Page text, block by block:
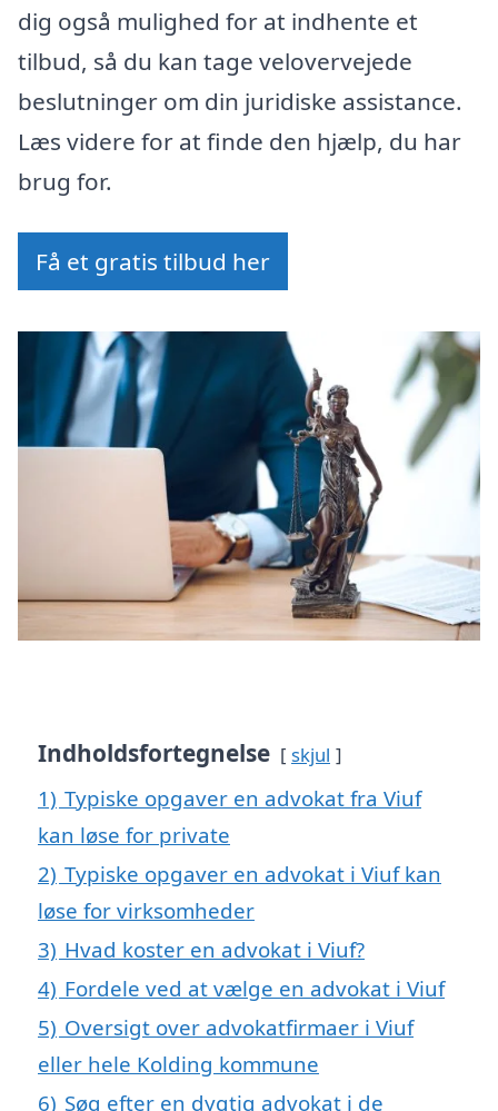
dig også mulighed for at indhente et
tilbud, så du kan tage velovervejede
beslutninger om din juridiske assistance.
Læs videre for at finde den hjælp, du har
brug for.
Få et gratis tilbud her
Indholdsfortegnelse skjul
1) Typiske opgaver en advokat fra Viuf
kan løse for private
2) Typiske opgaver en advokat i Viuf kan
løse for virksomheder
3) Hvad koster en advokat i Viuf?
4) Fordele ved at vælge en advokat i Viuf
5) Oversigt over advokatfirmaer i Viuf
eller hele Kolding kommune
6) Søg efter en dygtig advokat i de